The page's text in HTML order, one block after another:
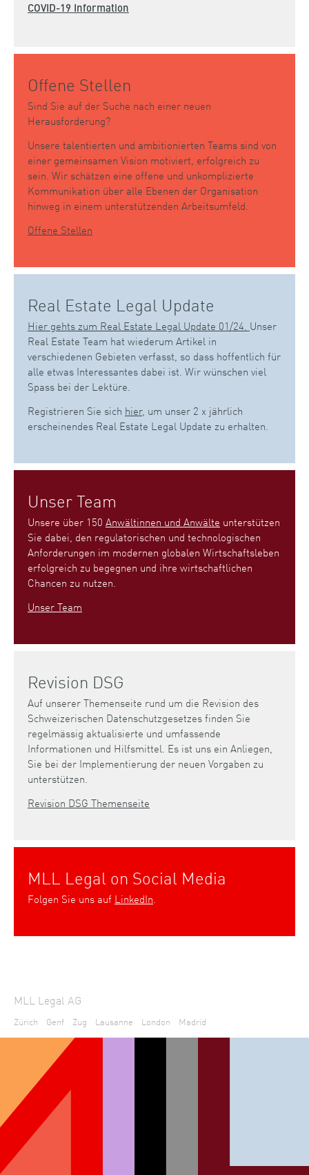
COVID-19 Information
Offene Stellen
Sind Sie auf der Suche nach einer neuen
Herausforderung?
Unsere talentierten und ambitionierten Teams sind von
einer gemeinsamen Vision motiviert, erfolgreich zu
sein. Wir schätzen eine offene und unkomplizierte
Kommunikation über alle Ebenen der Organisation
hinweg in einem unterstützenden Arbeitsumfeld.
Offene Stellen
Real Estate Legal Update
Hier gehts zum Real Estate Legal Update 01/24. Unser
Real Estate Team hat wiederum Artikel in
verschiedenen Gebieten verfasst, so dass hoffentlich für
alle etwas Interessantes dabei ist. Wir wünschen viel
Spass bei der Lektüre.
Registrieren Sie sich hier, um unser 2 x jährlich
erscheinendes Real Estate Legal Update zu erhalten.
Unser Team
Unsere über 150 Anwältinnen und Anwälte unterstützen
Sie dabei, den regulatorischen und technologischen
Anforderungen im modernen globalen Wirtschaftsleben
erfolgreich zu begegnen und ihre wirtschaftlichen
Chancen zu nutzen.
Unser Team
Revision DSG
Auf unserer Themenseite rund um die Revision des
Schweizerischen Datenschutzgesetzes finden Sie
regelmässig aktualisierte und umfassende
Informationen und Hilfsmittel. Es ist uns ein Anliegen,
Sie bei der Implementierung der neuen Vorgaben zu
unterstützen.
Revision DSG Themenseite
MLL Legal on Social Media
Folgen Sie uns auf LinkedIn.
MLL Legal AG
Zürich Genf Zug Lausanne London Madrid